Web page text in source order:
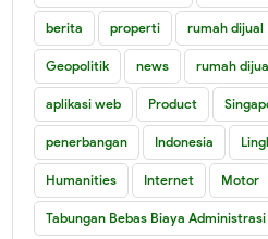
berita properti rumah dijual
Geopolitik news rumah
aplikasi web Product
penerbangan Indonesia
Humanities Internet Motor
Tabungan Bebas Biaya Administrasi